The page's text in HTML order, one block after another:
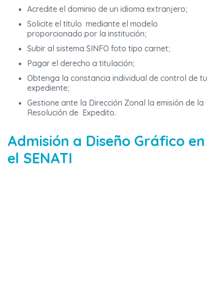
Acredite el dominio de un idioma extranjero;
Solicite el título mediante el modelo
proporcionado por la institución;
Subir al sistema SINFO foto tipo carnet;
Pagar el derecho a titulación;
Obtenga la constancia individual de control de tu
expediente;
Gestione ante la Dirección Zonal la emisión de la
Resolución de Expedito.
Admisión a Diseño Gráfico en
el SENATI